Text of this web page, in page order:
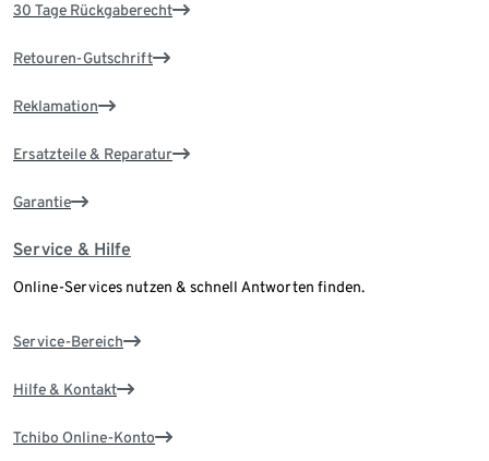
30 Tage Rückgaberecht
Retouren-Gutschrift
Reklamation
Ersatzteile & Reparatur
Garantie
Service & Hilfe
Online-Services nutzen & schnell Antworten finden.
Service-Bereich
Hilfe & Kontakt
Tchibo Online-Konto